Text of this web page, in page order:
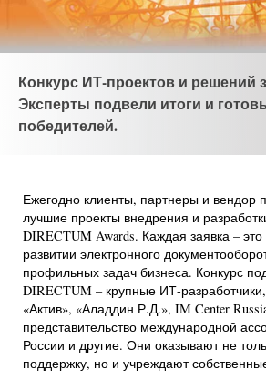
Конкурс ИТ-проектов и решений
Эксперты подвели итоги и
победителей.
Ежегодно клиенты, партнеры и вендор
лучшие проекты внедрения и
DIRECTUM Awards. Каждая заявка –
развитии электронного
профильных задач бизнеса. Конкурс
DIRECTUM – крупные ИТ-
«Актив», «Аладдин Р.Д.», IM Center
представительство международной
России и другие. Они оказывают не
поддержку, но и учреждают